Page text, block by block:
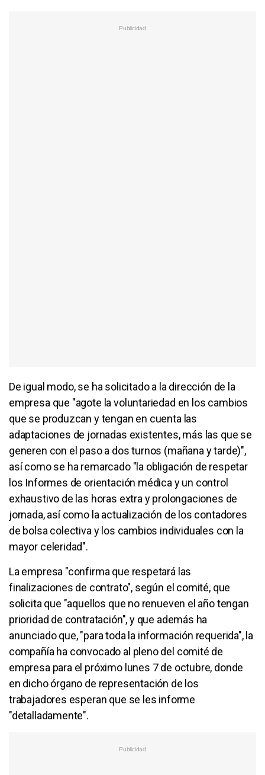
De igual modo, se ha solicitado a la dirección de la
empresa que "agote la voluntariedad en los cambios
que se produzcan y tengan en cuenta las
adaptaciones de jornadas existentes, más las que se
generen con el paso a dos turnos (mañana y tarde)",
así como se ha remarcado "la obligación de respetar
los Informes de orientación médica y un control
exhaustivo de las horas extra y prolongaciones de
jornada, así como la actualización de los contadores
de bolsa colectiva y los cambios individuales con la
mayor celeridad".
La empresa "confirma que respetará las
finalizaciones de contrato", según el comité, que
solicita que "aquellos que no renueven el año tengan
prioridad de contratación", y que además ha
anunciado que, "para toda la información requerida", la
compañía ha convocado al pleno del comité de
empresa para el próximo lunes 7 de octubre, donde
en dicho órgano de representación de los
trabajadores esperan que se les informe
"detalladamente".